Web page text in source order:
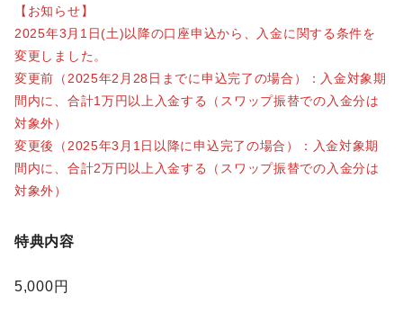
【お知らせ】
2025年3月1日(土)以降の口座申込から、入金に関する条件を
変更しました。
変更前（2025年2月28日までに申込完了の場合）：入金対象期
間内に、合計1万円以上入金する（スワップ振替での入金分は
対象外）
変更後（2025年3月1日以降に申込完了の場合）：入金対象期
間内に、合計2万円以上入金する（スワップ振替での入金分は
対象外）
特典内容
5,000円